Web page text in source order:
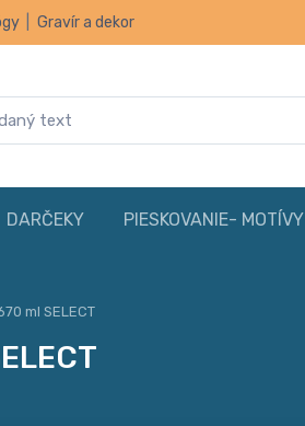
Gravír a dekor
DARČEKY PIESKOVANIE- MOTÍVY
ml SELECT